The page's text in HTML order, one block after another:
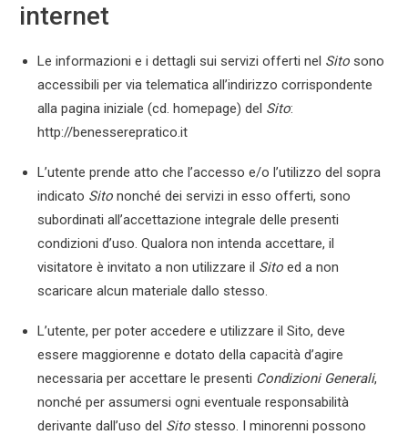
internet
Le informazioni e i dettagli sui servizi offerti nel Sito sono
accessibili per via telematica all’indirizzo corrispondente
alla pagina iniziale (cd. homepage) del Sito:
http://benesserepratico.it
L’utente prende atto che l’accesso e/o l’utilizzo del sopra
indicato Sito nonché dei servizi in esso offerti, sono
subordinati all’accettazione integrale delle presenti
condizioni d’uso. Qualora non intenda accettare, il
visitatore è invitato a non utilizzare il Sito ed a non
scaricare alcun materiale dallo stesso.
L’utente, per poter accedere e utilizzare il Sito, deve
essere maggiorenne e dotato della capacità d’agire
necessaria per accettare le presenti Condizioni Generali,
nonché per assumersi ogni eventuale responsabilità
derivante dall’uso del Sito stesso. I minorenni possono